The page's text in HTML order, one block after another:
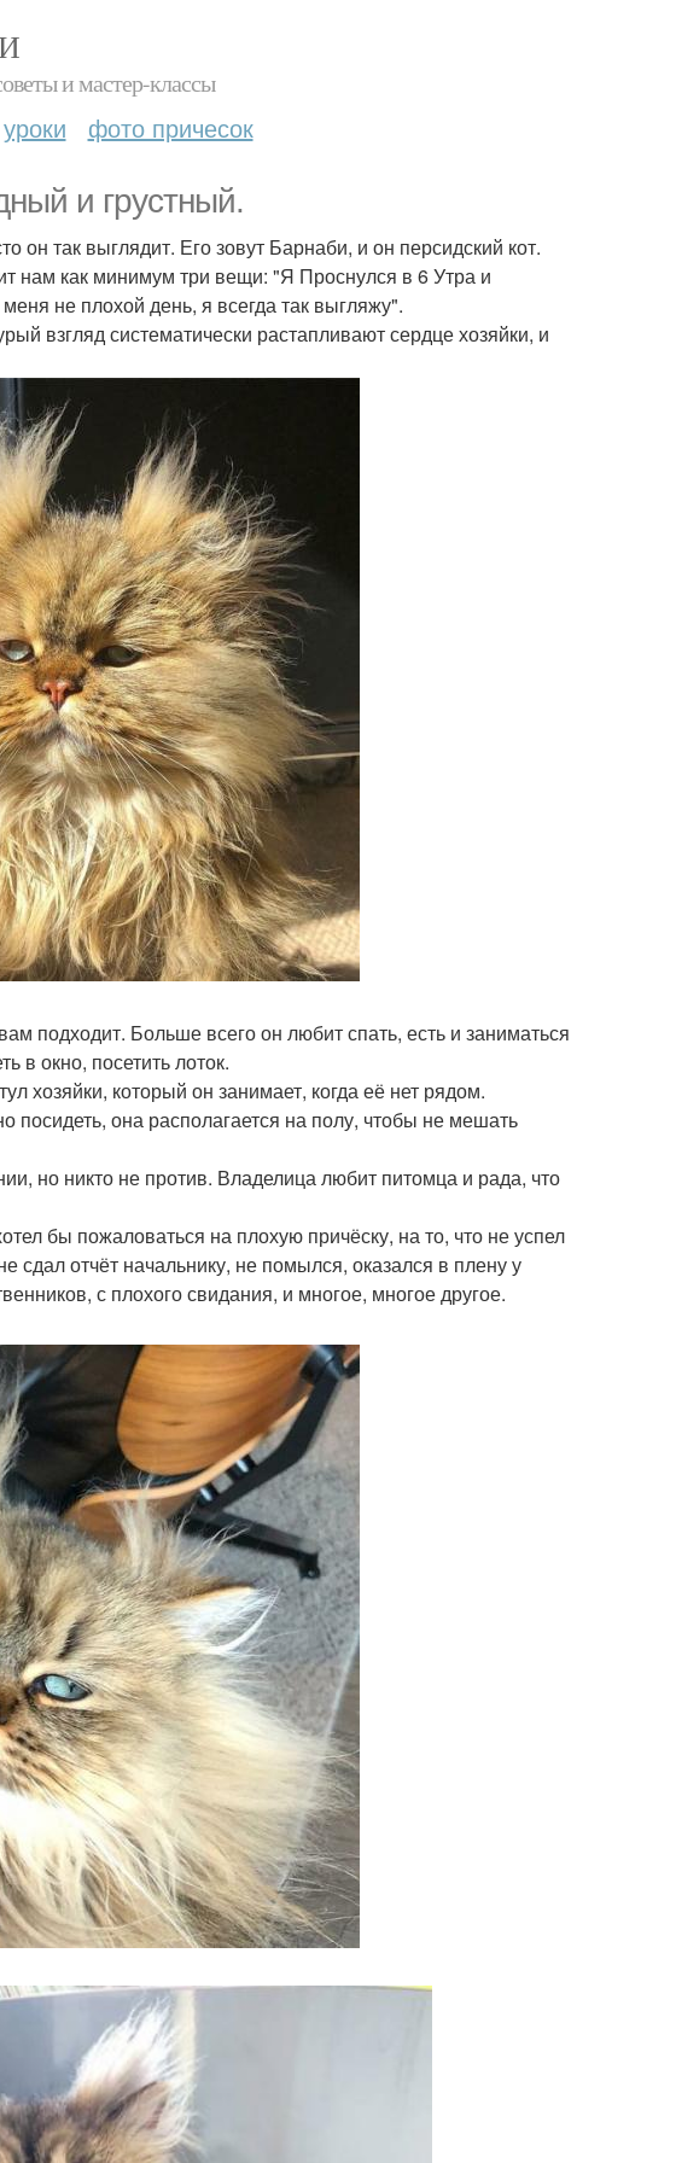
и мастер-классы
уроки фото причесок
и грустный.
он так выглядит. Его зовут Барнаби, и он персидский кот.
нам как минимум три вещи: "Я Проснулся в 6 Утра и
не плохой день, я всегда так выгляжу".
взгляд систематически растапливают сердце хозяйки, и
подходит. Больше всего он любит спать, есть и заниматься
в окно, посетить лоток.
хозяйки, который он занимает, когда её нет рядом.
она располагается на полу, чтобы не мешать
но никто не против. Владелица любит питомца и рада, что
бы пожаловаться на плохую причёску, на то, что не успел
сдал отчёт начальнику, не помылся, оказался в плену у
с плохого свидания, и многое, многое другое.